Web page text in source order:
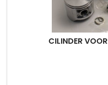
CILINDER